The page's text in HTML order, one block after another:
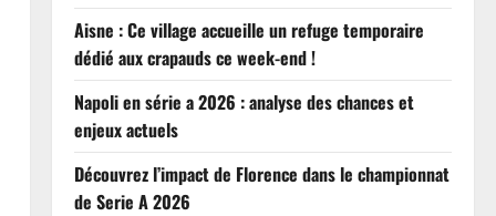
Aisne : Ce village accueille un refuge temporaire
dédié aux crapauds ce week-end !
Napoli en série a 2026 : analyse des chances et
enjeux actuels
Découvrez l’impact de Florence dans le championnat
de Serie A 2026